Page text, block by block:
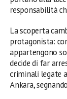
responsabilità
La scoperta
protagonista:
appartengono
decide di far
criminali legate
Ankara,